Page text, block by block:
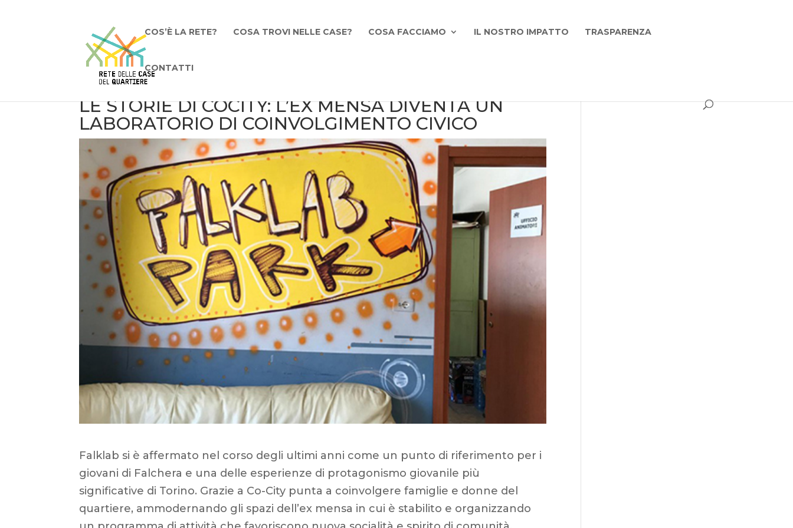
COS’È LA RETE? COSA TROVI NELLE CASE? COSA FACCIAMO IL NOSTRO IMPATTO TRASPARENZA
CONTATTI
LE STORIE DI COCITY: L’EX MENSA DIVENTA UN
LABORATORIO DI COINVOLGIMENTO CIVICO
Falklab si è affermato nel corso degli ultimi anni come un punto di riferimento per i
giovani di Falchera e una delle esperienze di protagonismo giovanile più
significative di Torino. Grazie a Co-City punta a coinvolgere famiglie e donne del
quartiere, ammodernando gli spazi dell’ex mensa in cui è stabilito e organizzando